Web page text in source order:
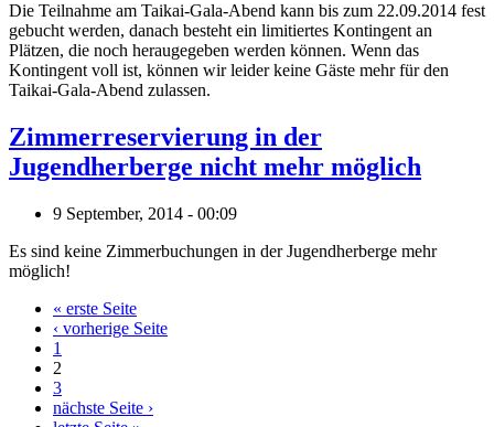
Die Teilnahme am Taikai-Gala-Abend kann bis zum 22.09.2014 fest
gebucht werden, danach besteht ein limitiertes Kontingent an
Plätzen, die noch heraugegeben werden können. Wenn das
Kontingent voll ist, können wir leider keine Gäste mehr für den
Taikai-Gala-Abend zulassen.
Zimmerreservierung in der
Jugendherberge nicht mehr möglich
9 September, 2014 - 00:09
Es sind keine Zimmerbuchungen in der Jugendherberge mehr
möglich!
Seiten
« erste Seite
‹ vorherige Seite
1
2
3
nächste Seite ›